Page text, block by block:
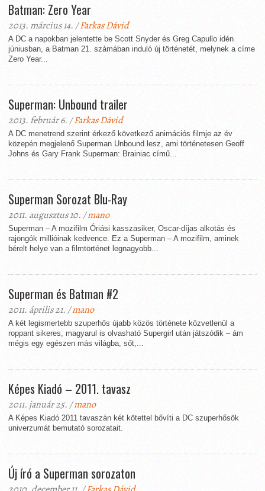
Batman: Zero Year
2013. március 14. /Farkas Dávid
A DC a napokban jelentette be Scott Snyder és Greg Capullo idén
júniusban, a Batman 21. számában induló új történetét, melynek a címe
Zero Year...
Superman: Unbound trailer
2013. február 6. /Farkas Dávid
A DC menetrend szerint érkező következő animációs filmje az év
közepén megjelenő Superman Unbound lesz, ami történetesen Geoff
Johns és Gary Frank Superman: Brainiac című...
Superman Sorozat Blu-Ray
2011. augusztus 10. /mano
Superman – A mozifilm Óriási kasszasiker, Oscar-díjas alkotás és
rajongók millióinak kedvence. Ez a Superman – A mozifilm, aminek
bérelt helye van a filmtörténet legnagyobb...
Superman és Batman #2
2011. április 21. /mano
A két legismertebb szuperhős újabb közös története közvetlenül a
roppant sikeres, magyarul is olvasható Supergirl után játszódik – ám
mégis egy egészen más világba, sőt,...
Képes Kiadó – 2011. tavasz
2011. január 25. /mano
A Képes Kiadó 2011 tavaszán két kötettel bővíti a DC szuperhősök
univerzumát bemutató sorozatait.
Új író a Superman sorozaton